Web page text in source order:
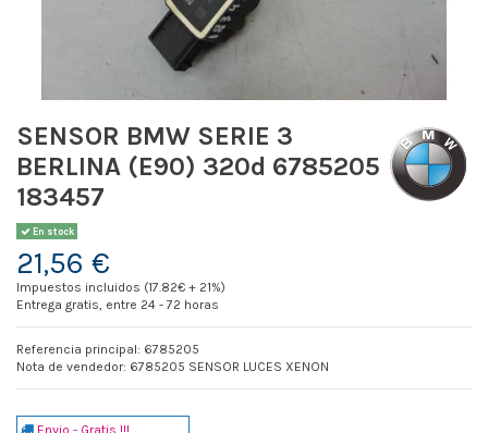
SENSOR BMW SERIE 3
BERLINA (E90) 320d 6785205
183457
En stock
21,56 €
Impuestos incluidos (17.82€ + 21%)
Entrega gratis, entre 24 - 72 horas
Referencia principal: 6785205
Nota de vendedor: 6785205 SENSOR LUCES XENON